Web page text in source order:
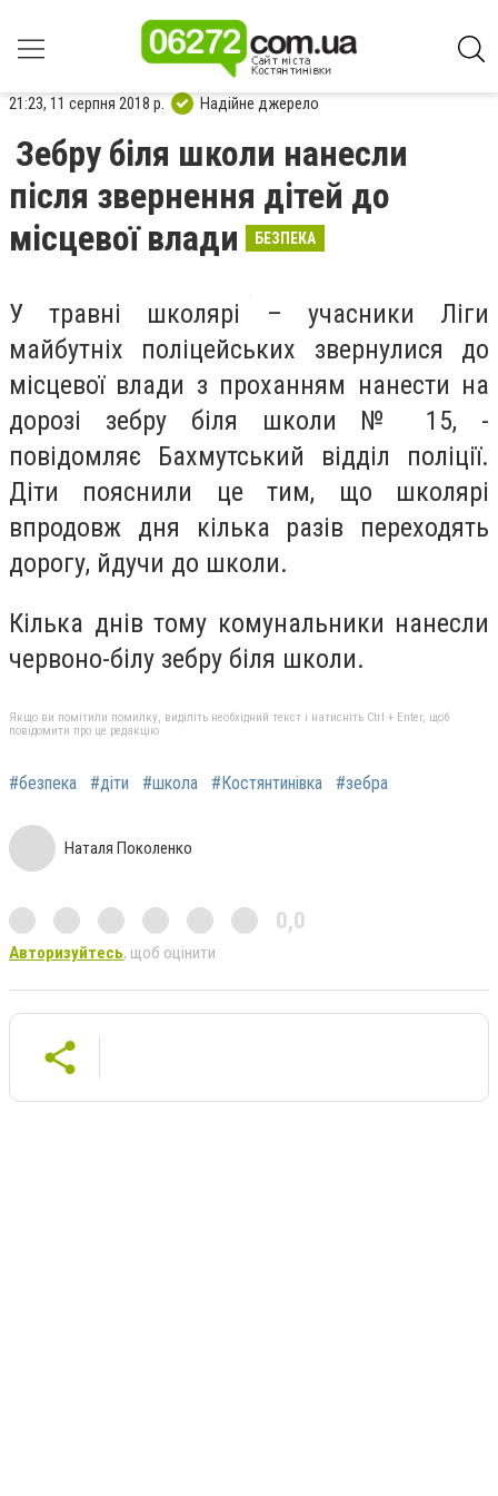
21:23, 11 серпня 2018 р. Надійне джерело
Зебру біля школи нанесли
після звернення дітей до
місцевої влади
БЕЗПЕКА
У травні школярі – учасники Ліги
майбутніх поліцейських звернулися до
місцевої влади з проханням нанести на
дорозі зебру біля школи № 15, -
повідомляє Бахмутський відділ поліції.
Діти пояснили це тим, що школярі
впродовж дня кілька разів переходять
дорогу, йдучи до школи.
Кілька днів тому комунальники нанесли
червоно-білу зебру біля школи.
Якщо ви помітили помилку, виділіть необхідний текст і натисніть Ctrl + Enter, щоб
повідомити про це редакцію
#безпека #діти #школа #Костянтинівка #зебра
Наталя Поколенко
0,0
Авторизуйтесь, щоб оцінити